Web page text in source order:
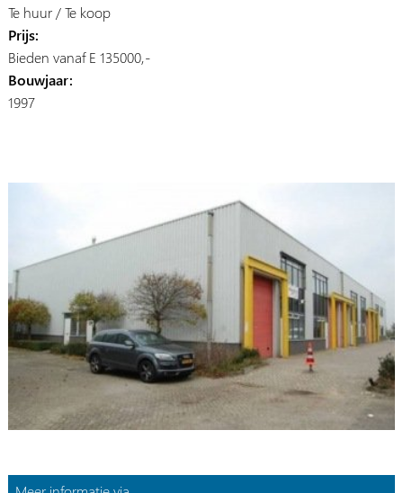
Te huur / Te koop
Prijs:
Bieden vanaf E 135000,-
Bouwjaar:
1997